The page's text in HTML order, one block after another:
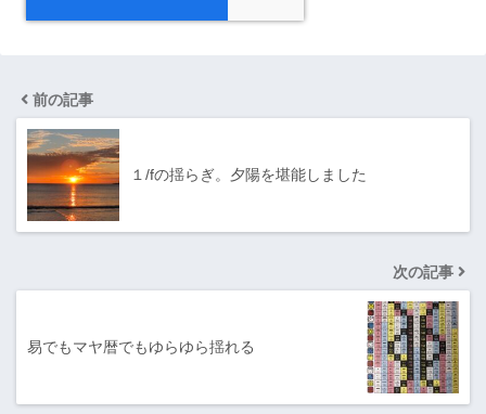
前の記事
１/fの揺らぎ。夕陽を堪能しました
次の記事
易でもマヤ暦でもゆらゆら揺れる